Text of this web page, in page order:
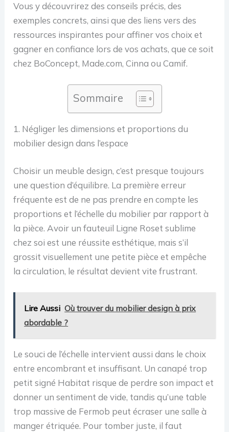
Vous y découvrirez des conseils précis, des
exemples concrets, ainsi que des liens vers des
ressources inspirantes pour affiner vos choix et
gagner en confiance lors de vos achats, que ce soit
chez BoConcept, Made.com, Cinna ou Camif.
Sommaire
1. Négliger les dimensions et proportions du
mobilier design dans l’espace
Choisir un meuble design, c’est presque toujours
une question d’équilibre. La première erreur
fréquente est de ne pas prendre en compte les
proportions et l’échelle du mobilier par rapport à
la pièce. Avoir un fauteuil Ligne Roset sublime
chez soi est une réussite esthétique, mais s’il
grossit visuellement une petite pièce et empêche
la circulation, le résultat devient vite frustrant.
Lire Aussi Où trouver du mobilier design à prix
abordable ?
Le souci de l’échelle intervient aussi dans le choix
entre encombrant et insuffisant. Un canapé trop
petit signé Habitat risque de perdre son impact et
donner un sentiment de vide, tandis qu’une table
trop massive de Fermob peut écraser une salle à
manger étriquée. Pour tomber juste, il faut